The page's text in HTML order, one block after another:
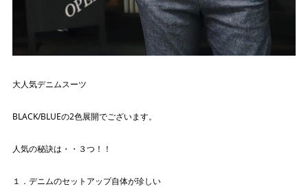
大人気デニムスーツ
BLACK/BLUEの2色展開でございます。
人気の秘訣は・・３つ！！
１．デニムのセットアップ自体が珍しい